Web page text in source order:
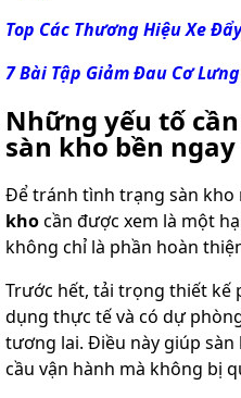
Top Các Thương Hiệu Xe
7 Bài Tập Giảm Đau Cơ
Những yếu tố
sàn kho bền
Để tránh tình trạng sàn kho
khocần được xem là một
không chỉ là phần hoàn
Trước hết, tải trọng thiết kế
dụng thực tế và có dự
tương lai. Điều này giúp
cầu vận hành mà không bị